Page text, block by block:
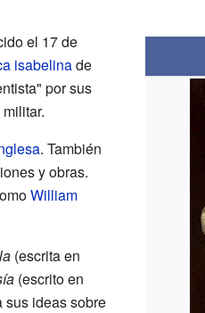
el 17 de
isabelinade
por sus
. También
y obras.
William
(escrita en
(escrito en
sus ideas sobre